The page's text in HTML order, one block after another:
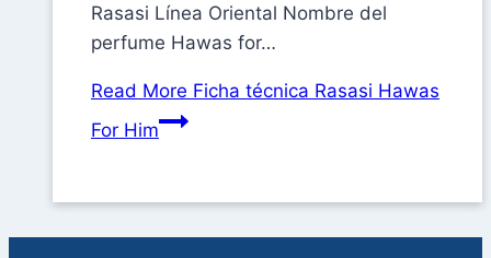
Rasasi Línea Oriental Nombre del
perfume Hawas for…
Read More Ficha técnica Rasasi Hawas
For Him